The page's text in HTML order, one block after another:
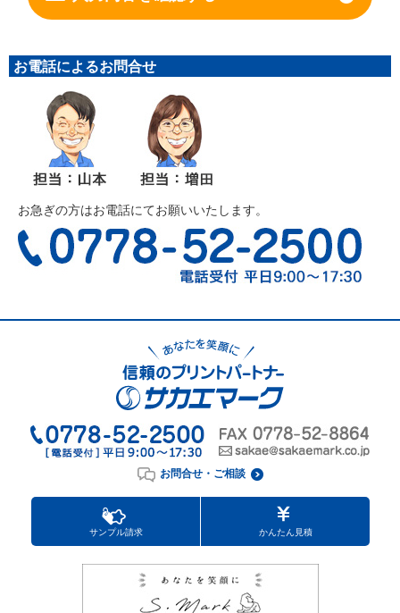
お電話によるお問合せ
お急ぎの方はお電話にてお願いいたします。
お問合せ・ご相談
サンプル請求 かんたん見積